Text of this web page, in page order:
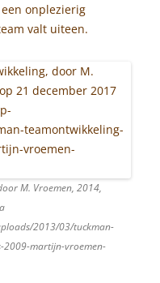
onplezierig
valt uiteen.
M. Vroemen, 2014,
2013/03/tuckman-
2009-martijn-vroemen-